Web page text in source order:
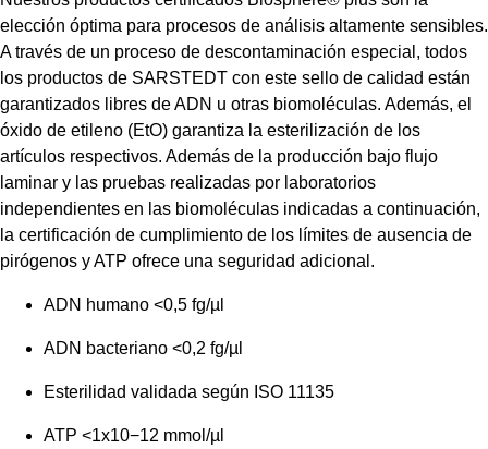
elección óptima para procesos de análisis altamente sensibles.
A través de un proceso de descontaminación especial, todos
los productos de SARSTEDT con este sello de calidad están
garantizados libres de ADN u otras biomoléculas. Además, el
óxido de etileno (EtO) garantiza la esterilización de los
artículos respectivos. Además de la producción bajo flujo
laminar y las pruebas realizadas por laboratorios
independientes en las biomoléculas indicadas a continuación,
la certificación de cumplimiento de los límites de ausencia de
pirógenos y ATP ofrece una seguridad adicional.
ADN humano <0,5 fg/µl
ADN bacteriano <0,2 fg/µl
Esterilidad validada según ISO 11135
ATP <1x10−12 mmol/µl